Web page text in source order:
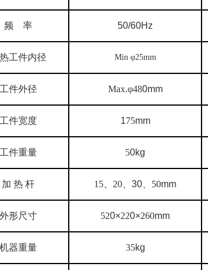
频 率 50/60Hz
工件内径 Min φ25mm
工件外径 Max.φ480mm
工件宽度 175mm
工件重量 50kg
加 热 杆 15、20、 30 50mm
外形尺寸 520×220×260mm
机器重量 35kg